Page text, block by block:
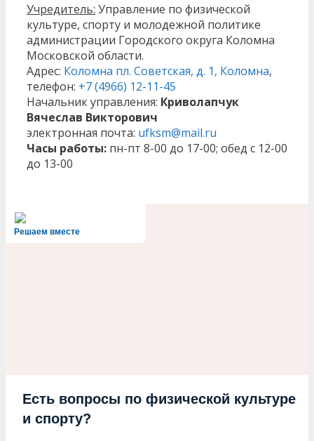
Учредитель: Управление по физической
культуре, спорту и молодежной политике
администрации Городского округа Коломна
Московской области.
Адрес: Коломна пл. Советская, д. 1, Коломна,
телефон: +7 (4966) 12-11-45
Начальник управления: Криволапчук
Вячеслав Викторович
электронная почта: ufksm@mail.ru
Часы работы: пн-пт 8-00 до 17-00; обед c 12-00
до 13-00
Решаем вместе
Есть вопросы по физической культуре
и спорту?